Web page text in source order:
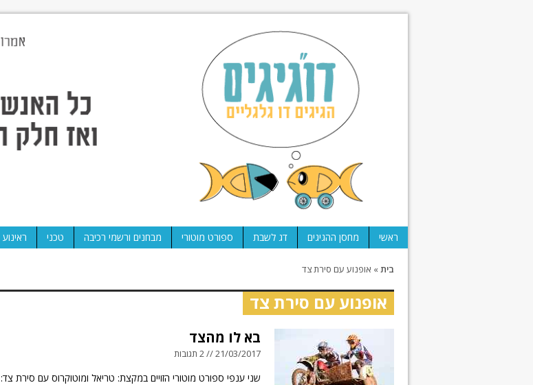
ראשי מחסן ההגיגים דג לשבת ספורט מוטורי מבחנים ורשמי רכיבה טכני ראינוע
בית» אופנוע עם סירת צד
אופנוע עם סירת צד
בא לו מהצד
21/03/2017 // 2 תגובות
שני ענפי ספורט מוטורי הזויים במקצת: טריאל ומוטוקרוס עם סירת צד: